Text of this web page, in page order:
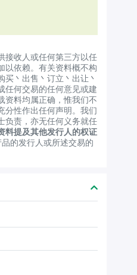
接收人或任何第三方以任
以依赖。有关资料概不构
丶出售丶订立丶出让丶
任何交易的任何意见或建
资料均属正确，惟我们不
分性作出任何声明。我们
负责，亦无任何义务就任
料提及其他发行人的权证
的发行人或所述交易的